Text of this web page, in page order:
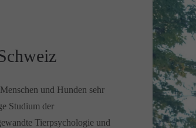
und Hunden sehr
Studium der
Tierpsychologie und